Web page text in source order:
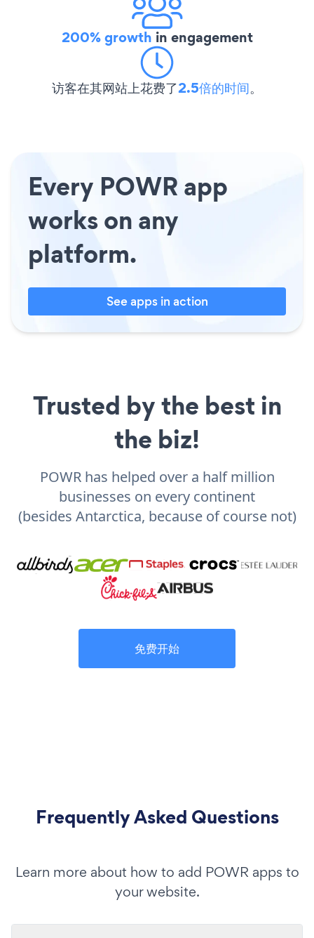
200% growth in engagement
访客在其网站上花费了2.5倍的时间。
Every POWR app
works on any
platform.
See apps in action
Trusted by the best in
the biz!
POWR has helped over a half million
businesses on every continent
(besides Antarctica, because of course not)
免费开始
Frequently Asked Questions
Learn more about how to add POWR apps to
your website.